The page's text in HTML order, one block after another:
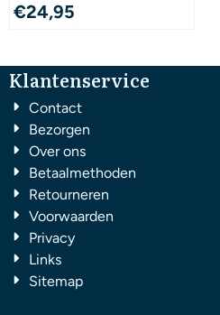
€24,95
Klantenservice
Contact
Bezorgen
Over ons
Betaalmethoden
Retourneren
Voorwaarden
Privacy
Links
Sitemap